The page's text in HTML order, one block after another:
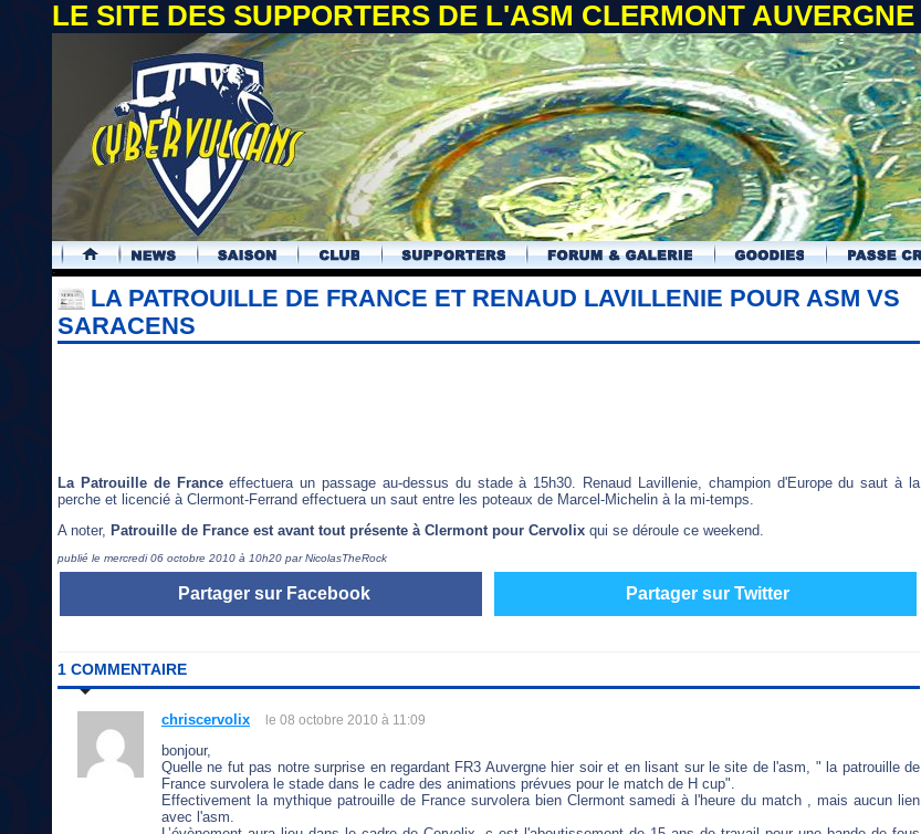
LE SITE DES SUPPORTERS DE L'ASM CLERMONT AUVERGNE
.
LA PATROUILLE DE FRANCE ET RENAUD LAVILLENIE POUR ASM VS
SARACENS
La Patrouille de Franceeffectuera un passage au-dessus du stade à 15h30. Renaud Lavillenie, champion d'Europe du saut à la
perche et licencié à Clermont-Ferrand effectuera un saut entre les poteaux de Marcel-Michelin à la mi-temps.
A noter, Patrouille de France est avant tout présente à Clermont pour Cervolix qui se déroule ce weekend.
publié le mercredi 06 octobre 2010 à 10h20 par NicolasTheRock
Partager sur Facebook Partager sur Twitter
1 COMMENTAIRE
chriscervolix le 08 octobre 2010 à 11:09
bonjour,
Quelle ne fut pas notre surprise en regardant FR3 Auvergne hier soir et en lisant sur le site de l'asm, " la patrouille de
France survolera le stade dans le cadre des animations prévues pour le match de H cup".
Effectivement la mythique patrouille de France survolera bien Clermont samedi à l'heure du match , mais aucun lien
avec l'asm.